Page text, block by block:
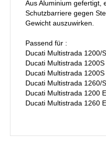
Aus Aluminium gefertigt,
Schutzbarriere gegen
Gewicht auszuwirken.
Passend für :
Ducati Multistrada 1200/
Ducati Multistrada
Ducati Multistrada
Ducati Multistrada 1260/
Ducati Multistrada 1200
Ducati Multistrada 1260